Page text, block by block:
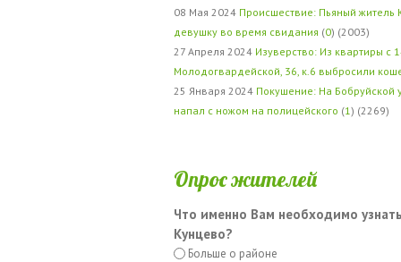
08 Мая 2024 Происшествие: Пьяный житель
девушку во время свидания (0) (2003)
27 Апреля 2024 Изуверство: Из квартиры с
Молодогвардейской, 36, к.6 выбросили
25 Января 2024 Покушение: На Бобруйской
напал с ножом на полицейского (1 ) (2269)
Опрос жителей
Что именно Вам необходимо
Кунцево?
Больше о районе